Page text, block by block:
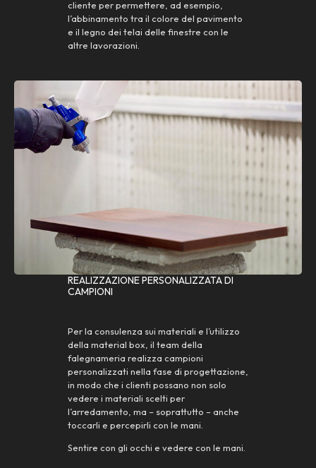
cliente per permettere, ad esempio,
l’abbinamento tra il colore del pavimento
e il legno dei telai delle finestre con le
altre lavorazioni.
REALIZZAZIONE PERSONALIZZATA DI
CAMPIONI
Per la consulenza sui materiali e l’utilizzo
della material box, il team della
falegnameria realizza campioni
personalizzati nella fase di progettazione,
in modo che i clienti possano non solo
vedere i materiali scelti per
l’arredamento, ma – soprattutto – anche
toccarli e percepirli con le mani.
Sentire con gli occhi e vedere con le mani.